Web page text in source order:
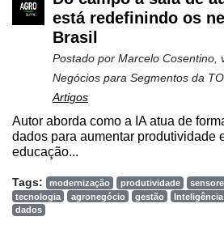
está redefinindo os
Brasil
Postado por Marcelo Cosentino,
Negócios para Segmentos da
Artigos
Autor aborda como a IA atua de
dados para aumentar produtividade
educação...
Tags: modernização produtividade
tecnologia
agronegócio gestão
dados